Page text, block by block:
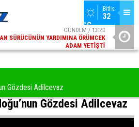
Bitlis
32
°C
GÜNDEM / 13:20
SÜRÜCÜNÜN YARDIMINA ÖRÜMCEK
ADAM YETIŞTI
Gözdesi Adilcevaz
Gözdesi Adilcevaz